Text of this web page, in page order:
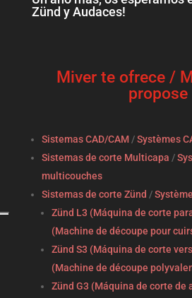
Zünd y Audaces!
Miver te ofrece /
propose
Sistemas CAD/CAM/Systèmes
Sistemas de corte Multicapa /
multicouches
Sistemas de corte Zünd /
Zünd L3 (Máquina de corte
(Machine de découpe pour
Zünd S3 (Máquina de corte
(Machine de découpe
Zünd G3 (Máquina de corte de